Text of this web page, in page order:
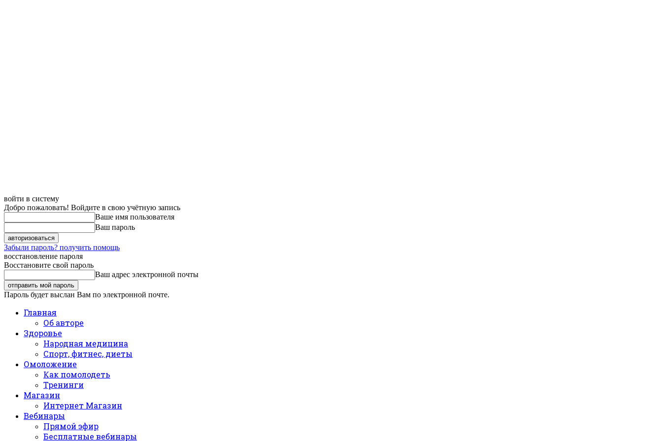
войти в систему
Добро пожаловать! Войдите в свою учётную запись
Ваше имя пользователя
Ваш пароль
Забыли пароль? получить помощь
восстановление пароля
Восстановите свой пароль
Ваш адрес электронной почты
Пароль будет выслан Вам по электронной почте.
Главная
Об авторе
Здоровье
Народная медицина
Спорт, фитнес, диеты
Омоложение
Как помолодеть
Тренинги
Магазин
Интернет Магазин
Вебинары
Прямой эфир
Бесплатные вебинары